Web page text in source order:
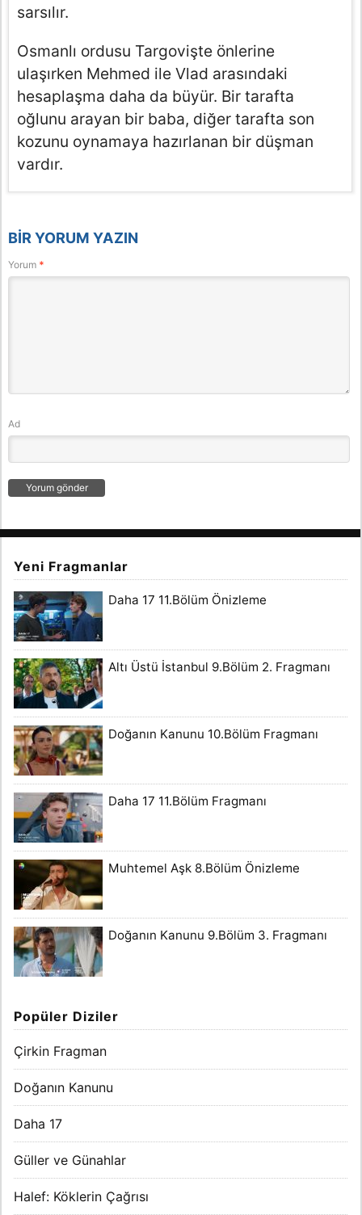
sarsılır.
Osmanlı ordusu Targovişte önlerine
ulaşırken Mehmed ile Vlad arasındaki
hesaplaşma daha da büyür. Bir tarafta
oğlunu arayan bir baba, diğer tarafta son
kozunu oynamaya hazırlanan bir düşman
vardır.
BIR YORUM YAZIN
Yorum *
Ad
Yeni Fragmanlar
Daha 17 11.Bölüm Önizleme
Altı Üstü İstanbul 9.Bölüm 2. Fragmanı
Doğanın Kanunu 10.Bölüm Fragmanı
Daha 17 11.Bölüm Fragmanı
Muhtemel Aşk 8.Bölüm Önizleme
Doğanın Kanunu 9.Bölüm 3. Fragmanı
Popüler Diziler
Çirkin Fragman
Doğanın Kanunu
Daha 17
Güller ve Günahlar
Halef: Köklerin Çağrısı